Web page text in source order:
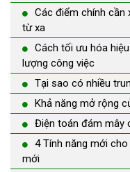
Các điểm chính cần
từ xa
Cách tối ưu hóa
lượng công việc
Tại sao có nhiều
Khả năng mở rộng
Điện toán đám mây
4 Tính năng mới
mới